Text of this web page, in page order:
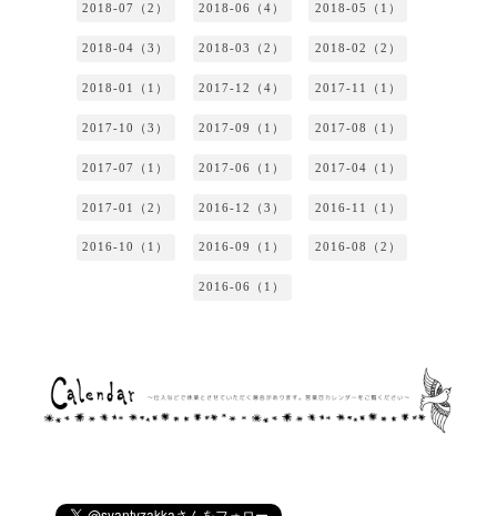
2018-07（2） 2018-06（4） 2018-05（1）
2018-04（3） 2018-03（2） 2018-02（2）
2018-01（1） 2017-12（4） 2017-11（1）
2017-10（3） 2017-09（1） 2017-08（1）
2017-07（1） 2017-06（1） 2017-04（1）
2017-01（2） 2016-12（3） 2016-11（1）
2016-10（1） 2016-09（1） 2016-08（2）
2016-06（1）